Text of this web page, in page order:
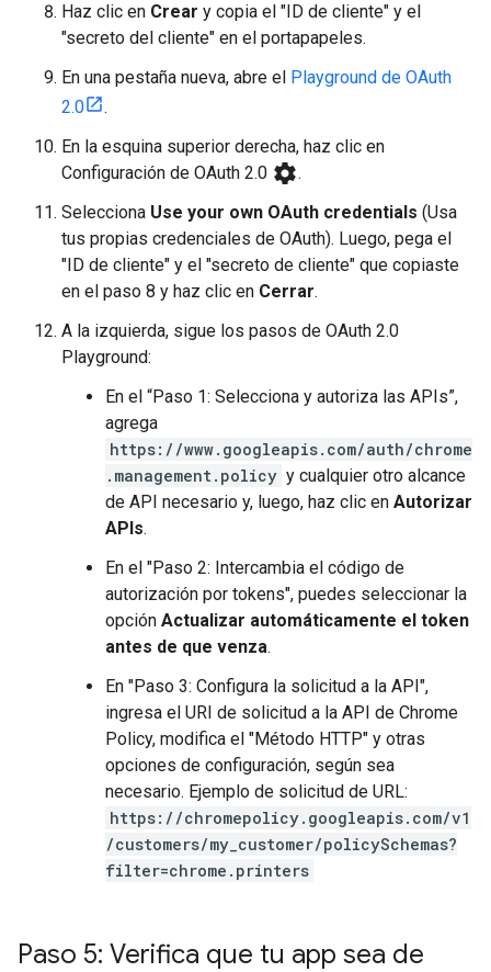
Haz clic en Crear y copia el "ID de cliente" y el
"secreto del cliente" en el portapapeles.
En una pestaña nueva, abre el Playground de OAuth
2.0
.
En la esquina superior derecha, haz clic en
Configuración de OAuth 2.0 settings.
Selecciona Use your own OAuth credentials (Usa
tus propias credenciales de OAuth). Luego, pega el
"ID de cliente" y el "secreto de cliente" que copiaste
en el paso 8 y haz clic en Cerrar.
A la izquierda, sigue los pasos de OAuth 2.0
Playground:
En el “Paso 1: Selecciona y autoriza las APIs”,
agrega
https://www.googleapis.com/auth/chrome
.management.policy y cualquier otro alcance
de API necesario y, luego, haz clic en Autorizar
APIs.
En el "Paso 2: Intercambia el código de
autorización por tokens", puedes seleccionar la
opción Actualizar automáticamente el token
antes de que venza.
En "Paso 3: Configura la solicitud a la API",
ingresa el URI de solicitud a la API de Chrome
Policy, modifica el "Método HTTP" y otras
opciones de configuración, según sea
necesario. Ejemplo de solicitud de URL:
https://chromepolicy.googleapis.com/v1
/customers/my_customer/policySchemas?
filter=chrome.printers
Paso 5: Verifica que tu app sea de